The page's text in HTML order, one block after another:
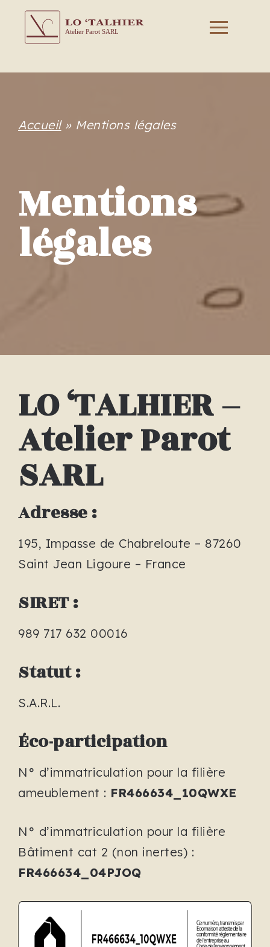
Accueil» Mentions légales
Mentions
légales
LO ‘TALHIER –
Atelier Parot
SARL
Adresse :
195, Impasse de Chabreloute – 87260
Saint Jean Ligoure – France
SIRET :
989 717 632 00016
Statut :
S.A.R.L.
Éco-participation
N° d’immatriculation pour la filière
ameublement : FR466634_10QWXE
N° d’immatriculation pour la filière
Bâtiment cat 2 (non inertes) :
FR466634_04PJOQ